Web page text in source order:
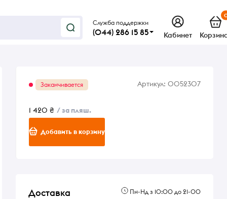
Служба поддержки
(044) 286 15 85 Кабинет
Заканчивается Артикул: 0052307
1 420 ₴ / за пляш.
Добавить в корзину
Доставка Пн-Нд з 10:00 до 21-00